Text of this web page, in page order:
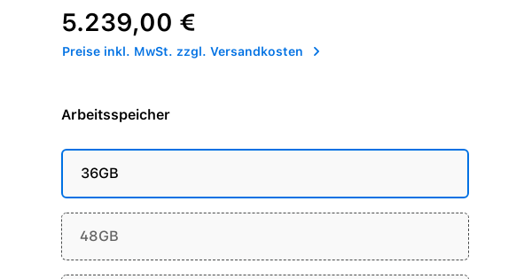
Regulärer Preis:
5.239,00 €
Preise inkl. MwSt. zzgl. Versandkosten
Arbeitsspeicher
36GB
48GB